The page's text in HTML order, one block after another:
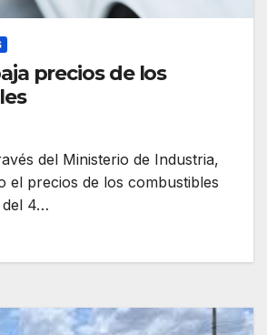
precios de los
del Ministerio de Industria,
el precios de los combustibles
del 4…